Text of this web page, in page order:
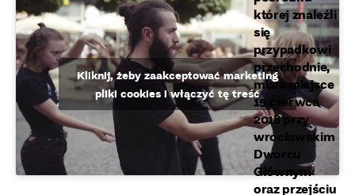
której znaleźli
się
przypadkowi
przechodnie,
miała miejsce
15 czerwca
2018 przy
wrocławskim
Dworcu
Głównym
oraz przejściu
Kliknij, żeby zaakceptować marketing
pliki cookies i włączyć tę treść